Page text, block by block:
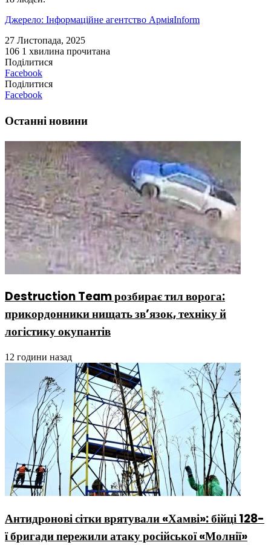
Джерело: Інформаційне агентство АрміяInform
27 Листопада, 2025
106 1 хвилина прочитана
Поділитися
Facebook
Поділитися
Facebook
Останні новини
Destruction Team розбирає тил ворога:
прикордонники нищать зв’язок, техніку й
логістику окупантів
12 години назад
Антидронові сітки врятували «Хамві»: бійці 128-
ї бригади пережили атаку російської «Молнії»